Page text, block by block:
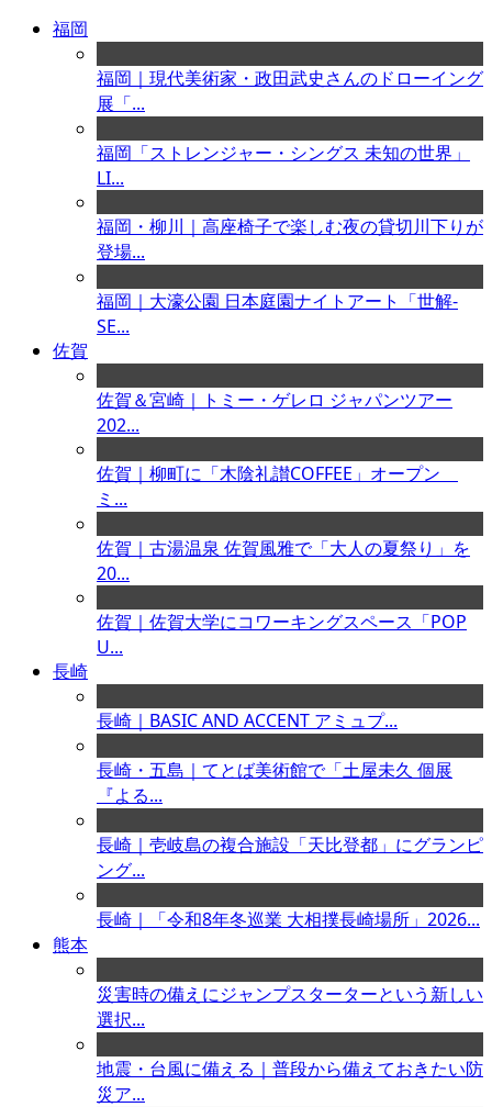
福岡
福岡｜現代美術家・政田武史さんのドローイング
展「...
福岡「ストレンジャー・シングス 未知の世界」
LI...
福岡・柳川｜高座椅子で楽しむ夜の貸切川下りが
登場...
福岡｜大濠公園 日本庭園ナイトアート「世解-
SE...
佐賀
佐賀＆宮崎｜トミー・ゲレロ ジャパンツアー
202...
佐賀｜柳町に「木陰礼讃COFFEE」オープン
ミ...
佐賀｜古湯温泉 佐賀風雅で「大人の夏祭り」を
20...
佐賀｜佐賀大学にコワーキングスペース「POP
U...
長崎
長崎｜BASIC AND ACCENT アミュプ...
長崎・五島｜てとば美術館で「土屋未久 個展
『よる...
長崎｜壱岐島の複合施設「天比登都」にグランピ
ング...
長崎｜「令和8年冬巡業 大相撲長崎場所」2026...
熊本
災害時の備えにジャンプスターターという新しい
選択...
地震・台風に備える｜普段から備えておきたい防
災ア...